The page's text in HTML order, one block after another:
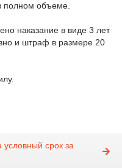
полном объеме.
наказание в виде 3 лет
и штраф в размере 20
условный срок за